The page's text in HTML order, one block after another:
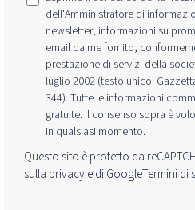
dell'Amministratore di
newsletter, informazioni su
email da me fornito,
prestazione di servizi della
luglio 2002 (testo unico:
344). Tutte le informazioni
gratuite. Il consenso sopra è
in qualsiasi momento.
Questo sito è protetto da
sulla privacy edi GoogleTermini di